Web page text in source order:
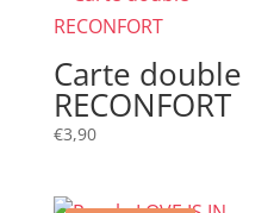
Carte double
RECONFORT
€3,90